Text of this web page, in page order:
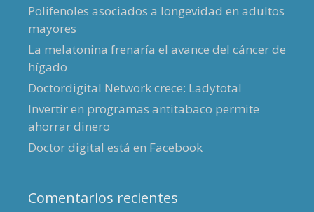
Polifenoles asociados a longevidad en adultos
mayores
La melatonina frenaría el avance del cáncer de
hígado
Doctordigital Network crece: Ladytotal
Invertir en programas antitabaco permite
ahorrar dinero
Doctor digital está en Facebook
Comentarios recientes